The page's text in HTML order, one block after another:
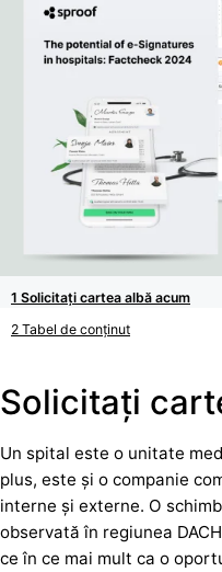
Solicitați cartea albă acum
Tabel de conținut
Solicitați
Un spital este o unitate
plus, este și o companie
interne și externe. O
observată în regiunea
ce în ce mai mult ca o